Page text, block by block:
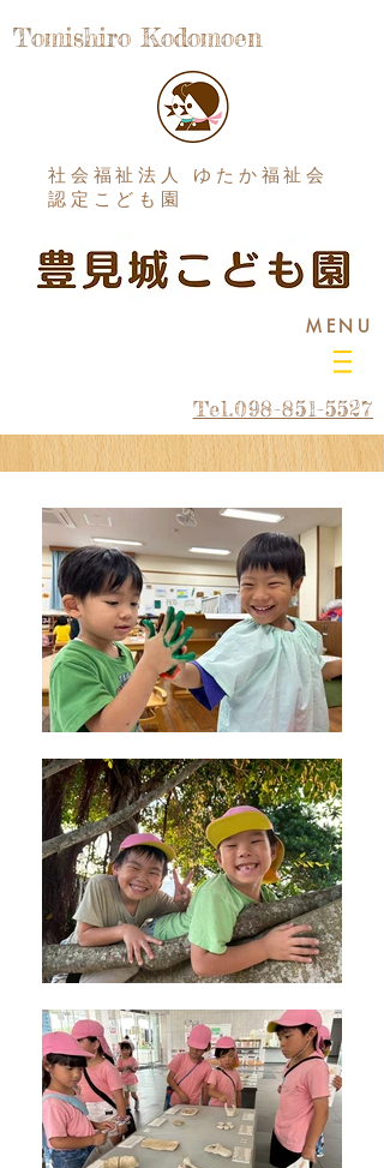
Tomishiro Kodomoen
社会福祉法人 ゆたか福祉会
認定こども園
MENU
Tel.098-851-5527